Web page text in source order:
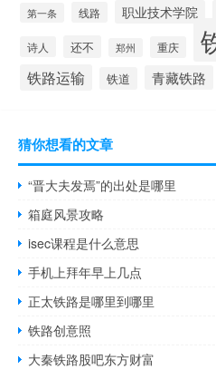
第一条 线路 职业技术学院
诗人 还不 郑州 重庆
铁路运输 铁道 青藏铁路
猜你想看的文章
“晋大夫发焉”的出处是哪里
箱庭风景攻略
isec课程是什么意思
手机上拜年早上几点
正太铁路是哪里到哪里
铁路创意照
大秦铁路股吧东方财富